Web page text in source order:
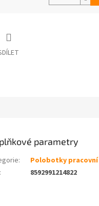
parametry
:
Polobotky pracovní
: 8592991214822